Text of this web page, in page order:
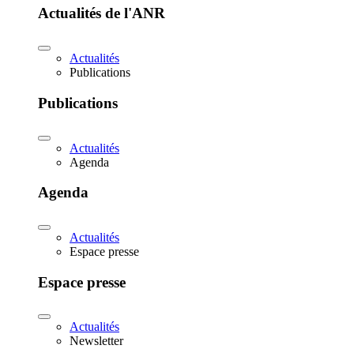
Actualités de l'ANR
Actualités
Publications
Publications
Actualités
Agenda
Agenda
Actualités
Espace presse
Espace presse
Actualités
Newsletter